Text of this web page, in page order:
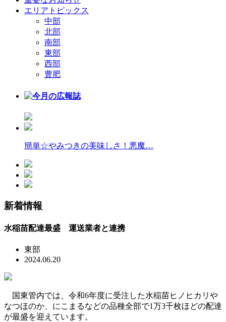
エリアトピックス
中部
北部
南部
東部
西部
豊肥
簡単☆やみつきの美味しさ！悪魔…
新着情報
水稲苗配達最盛 運送業者と連携
東部
2024.06.20
国東管内では、令和6年度に受注した水稲苗ヒノヒカリや
なつほのか、にこまるなどの品種全部で1万3千枚ほどの配達
が最盛を迎えています。